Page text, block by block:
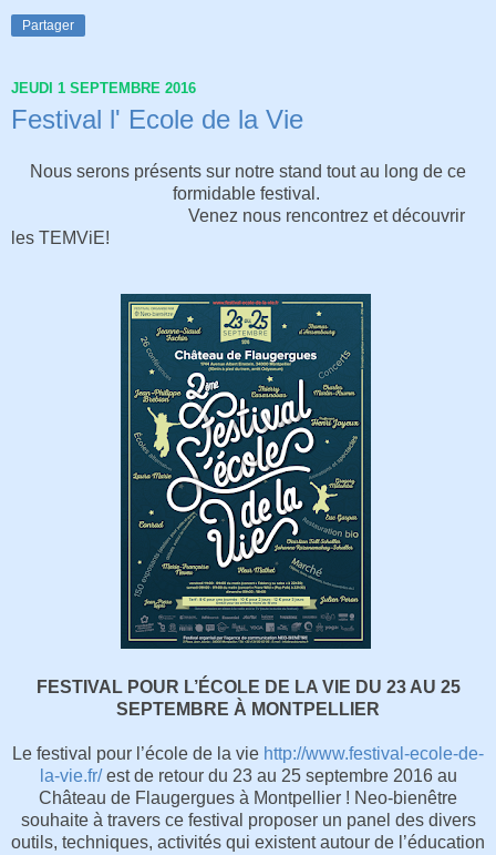
Partager
JEUDI 1 SEPTEMBRE 2016
Festival l' Ecole de la Vie
Nous serons présents sur notre stand tout au long de ce
formidable festival.
Venez nous rencontrez et découvrir
les TEMViE!
FESTIVAL POUR L’ÉCOLE DE LA VIE DU 23 AU 25
SEPTEMBRE À MONTPELLIER
Le festival pour l’école de la vie http://www.festival-ecole-de-
la-vie.fr/est de retour du 23 au 25 septembre 2016 au
Château de Flaugergues à Montpellier ! Neo-bienêtre
souhaite à travers ce festival proposer un panel des divers
outils, techniques, activités qui existent autour de l’éducation